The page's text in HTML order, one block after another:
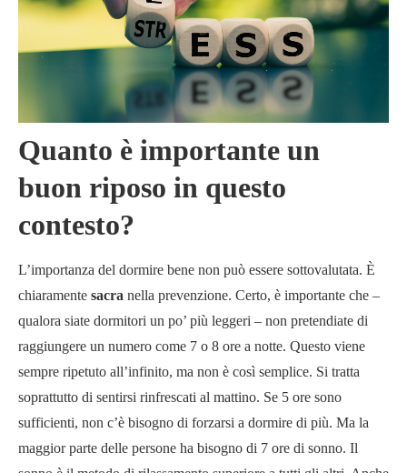
Quanto è importante un
buon riposo in questo
contesto?
L’importanza del dormire bene non può essere sottovalutata. È
chiaramente sacra nella prevenzione. Certo, è importante che –
qualora siate dormitori un po’ più leggeri – non pretendiate di
raggiungere un numero come 7 o 8 ore a notte. Questo viene
sempre ripetuto all’infinito, ma non è così semplice. Si tratta
soprattutto di sentirsi rinfrescati al mattino. Se 5 ore sono
sufficienti, non c’è bisogno di forzarsi a dormire di più. Ma la
maggior parte delle persone ha bisogno di 7 ore di sonno. Il